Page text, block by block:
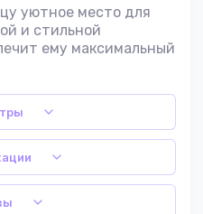
уютное место для
и стильной
ему максимальный